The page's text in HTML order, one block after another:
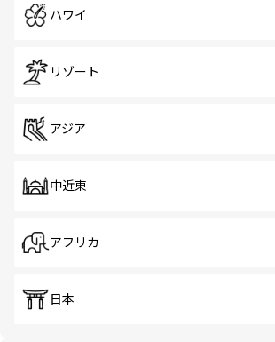
ハワイ
リゾート
アジア
中近東
アフリカ
日本